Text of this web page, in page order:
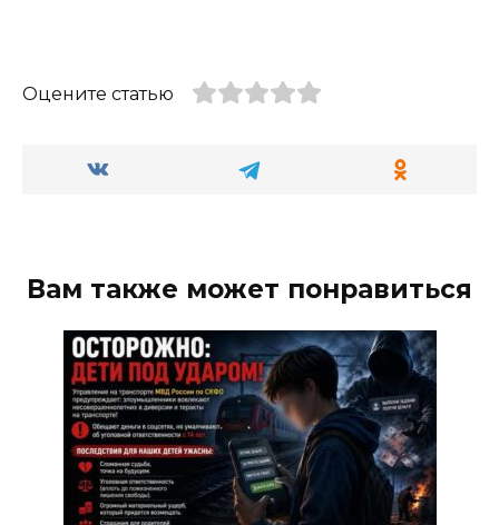
Оцените статью
Вам также может понравиться